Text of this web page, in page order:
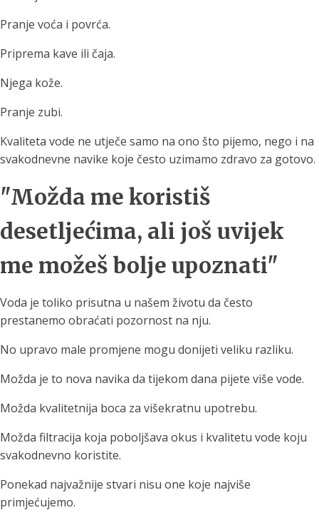
Pranje voća i povrća.
Priprema kave ili čaja.
Njega kože.
Pranje zubi.
Kvaliteta vode ne utječe samo na ono što pijemo, nego i na
svakodnevne navike koje često uzimamo zdravo za gotovo.
"Možda me koristiš
desetljećima, ali još uvijek
me možeš bolje upoznati"
Voda je toliko prisutna u našem životu da često
prestanemo obraćati pozornost na nju.
No upravo male promjene mogu donijeti veliku razliku.
Možda je to nova navika da tijekom dana pijete više vode.
Možda kvalitetnija boca za višekratnu upotrebu.
Možda filtracija koja poboljšava okus i kvalitetu vode koju
svakodnevno koristite.
Ponekad najvažnije stvari nisu one koje najviše
primjećujemo.